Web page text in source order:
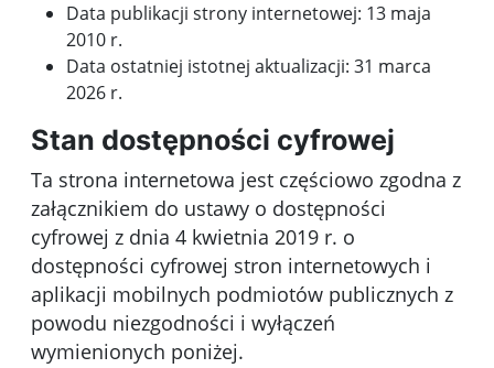
Data publikacji strony internetowej: 13 maja
2010 r.
Data ostatniej istotnej aktualizacji: 31 marca
2026 r.
Stan dostępności cyfrowej
Ta strona internetowa jest częściowo zgodna z
załącznikiem do ustawy o dostępności
cyfrowej z dnia 4 kwietnia 2019 r. o
dostępności cyfrowej stron internetowych i
aplikacji mobilnych podmiotów publicznych z
powodu niezgodności i wyłączeń
wymienionych poniżej.